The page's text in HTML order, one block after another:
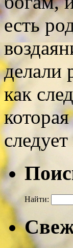
есть
делали
как
Найти: